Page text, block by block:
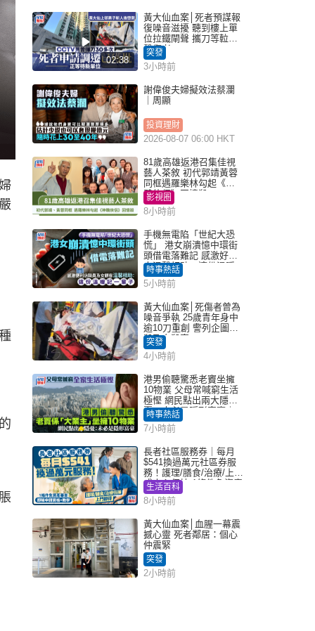
02:38
黃大仙血案│死者預謀報
復噪音滋擾 聽到樓上單
位拉鐵閘聲 攜刀等𨋢伏
擊傷者
突發
3小時前
謝偉俊夫婦擬效法蔡瀾
｜周顯
投資理財
2026-08-07 06:00 HKT
81歲高雄返港召集佳視
藝人茶敘 初代郭靖黃蓉
同框遇羅樂林勾起《神
鵰俠侶》回憶殺
影視圈
8小時前
手機無電陷「世紀大恐
慌」 港女崩潰憶中環街
頭借電落難記 感激好心
人溫馨相助：這份溫暖
記一輩子｜Juicy叮
時事熱話
5小時前
黃大仙血案│死傷者曾為
噪音爭執 25歲青年身中
逾10刀重創 警列企圖謀
殺及自殺案
突發
4小時前
港男偷聽驚悉老竇坐擁
10物業 父母常喊窮生活
極慳 網民點出兩大隱
憂：未必是隱形富豪｜
Juicy叮
時事熱話
7小時前
長者社區服務券｜每月
$541換過萬元社區券服
務！護理/膳食/治療/上門
或中心任揀 1條件免資產
審查（附申請資格及教
學）
生活百科
8小時前
黃大仙血案│血腥一幕震
撼心靈 死者鄰居：個心
仲震緊
突發
2小時前